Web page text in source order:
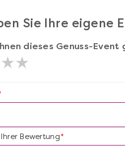
Sie Ihre eigene
dieses Genuss-Event
*
Bewertung